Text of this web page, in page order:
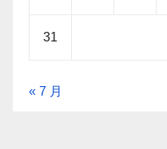
31
« 7 月